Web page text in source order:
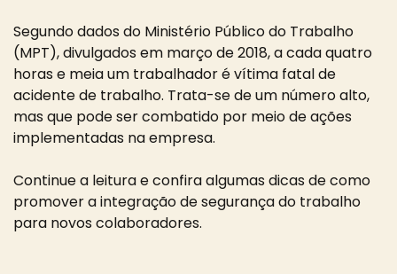
Segundo dados do Ministério Público do Trabalho
(MPT), divulgados em março de 2018, a cada quatro
horas e meia um trabalhador é vítima fatal de
acidente de trabalho. Trata-se de um número alto,
mas que pode ser combatido por meio de ações
implementadas na empresa.
Continue a leitura e confira algumas dicas de como
promover a integração de segurança do trabalho
para novos colaboradores.